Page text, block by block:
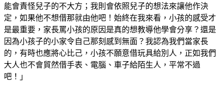
能會責怪兒子的不大方；我則會依照兒子的想法來讓他作決
定，如果他不想借那就由他吧！始終在我來看，小孩的感受才
是最重要，家長罵小孩的原因是真的想教導他學會分享？還是
因為小孩子的小家令自己那刻感到無面？我認為我們當家長
的，有時也應將心比己，小孩不願意借玩具給別人，正如我們
大人也不會貿然借手表、電腦、車子給陌生人，平常不過
吧！」